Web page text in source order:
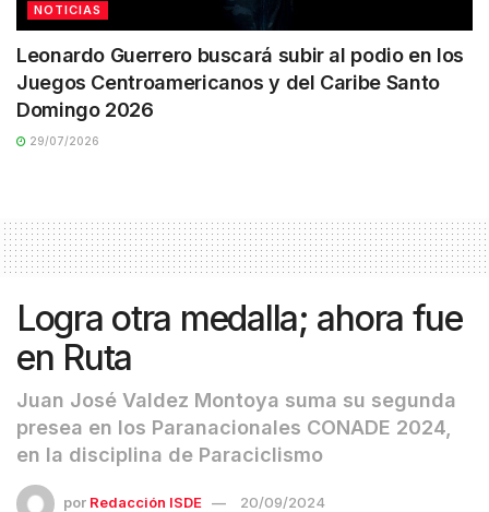
NOTICIAS
Leonardo Guerrero buscará subir al podio en los
Juegos Centroamericanos y del Caribe Santo
Domingo 2026
29/07/2026
Logra otra medalla; ahora fue
en Ruta
Juan José Valdez Montoya suma su segunda
presea en los Paranacionales CONADE 2024,
en la disciplina de Paraciclismo
por Redacción ISDE
20/09/2024